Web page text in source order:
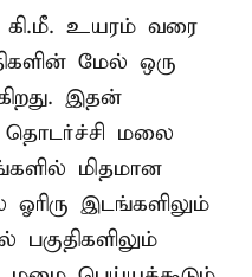
கி.மீ. உயரம் வரை
மேல் ஒரு
இதன்
தொடர்ச்சி மலை
மிதமான
இடங்களிலும்
பகுதிகளிலும்